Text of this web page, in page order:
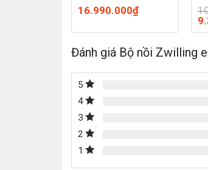
16.990.000₫
Đánh giá Bộ nồi Zwilling
5
4
3
2
1